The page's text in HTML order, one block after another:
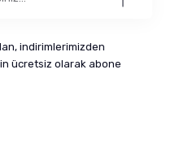
indirimlerimizden
ücretsiz olarak abone